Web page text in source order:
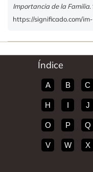
Importancia de la Familia.
https://significado.com/
Índice
A B C
H I J
O P Q
V W X